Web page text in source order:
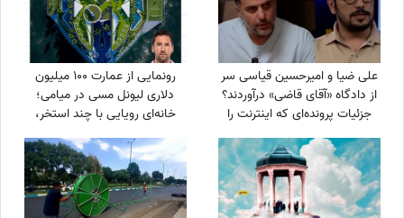
علی ضیا و امیرحسین قیاسی سر
از دادگاه «آقای قاضی» درآوردند؟
جزئیات پرونده‌ای که اینترنت را
ترکاند!
رونمایی از عمارت 100 میلیون
دلاری لیونل مسی در میامی؛
خانه‌ای رویایی با چند استخر،
سینمای خانگی و گاراژ بزرگ!